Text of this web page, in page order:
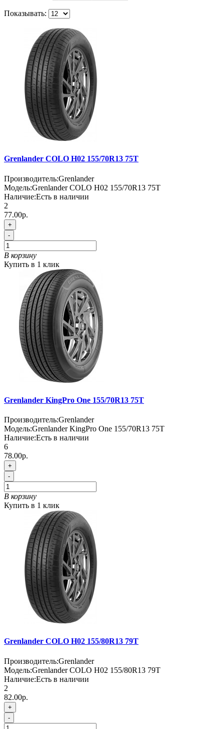
Показывать:
Grenlander COLO H02 155/70R13 75T
Производитель:Grenlander
Модель:Grenlander COLO H02 155/70R13 75T
Наличие:Есть в наличии
2
77.00р.
+
-
В корзину
Купить в 1 клик
Grenlander KingPro One 155/70R13 75T
Производитель:Grenlander
Модель:Grenlander KingPro One 155/70R13 75T
Наличие:Есть в наличии
6
78.00р.
+
-
В корзину
Купить в 1 клик
Grenlander COLO H02 155/80R13 79T
Производитель:Grenlander
Модель:Grenlander COLO H02 155/80R13 79T
Наличие:Есть в наличии
2
82.00р.
+
-